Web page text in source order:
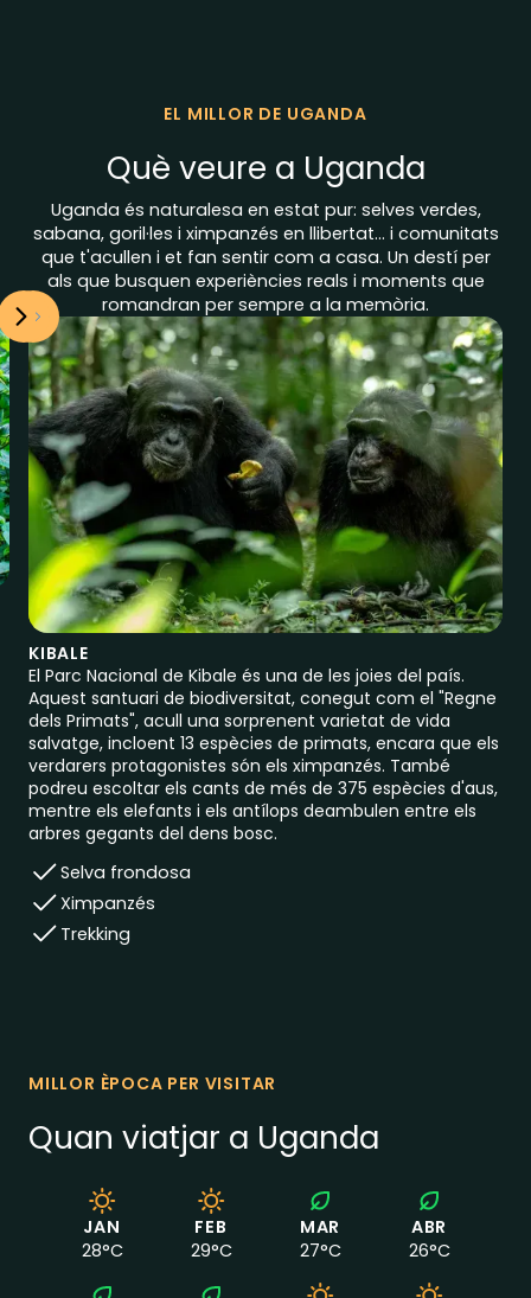
EL MILLOR DE UGANDA
Què veure a Uganda
Uganda és naturalesa en estat pur: selves verdes,
sabana, goril·les i ximpanzés en llibertat… i comunitats
que t'acullen i et fan sentir com a casa. Un destí per
als que busquen experiències reals i moments que
romandran per sempre a la memòria.
KIBALE
El Parc Nacional de Kibale és una de les joies del país.
Aquest santuari de biodiversitat, conegut com el "Regne
dels Primats", acull una sorprenent varietat de vida
salvatge, incloent 13 espècies de primats, encara que els
verdarers protagonistes són els ximpanzés. També
podreu escoltar els cants de més de 375 espècies d'aus,
mentre els elefants i els antílops deambulen entre els
arbres gegants del dens bosc.
Selva frondosa
Ximpanzés
Trekking
MILLOR ÈPOCA PER VISITAR
Quan viatjar a Uganda
JAN
28°C
FEB
29°C
MAR
27°C
ABR
26°C